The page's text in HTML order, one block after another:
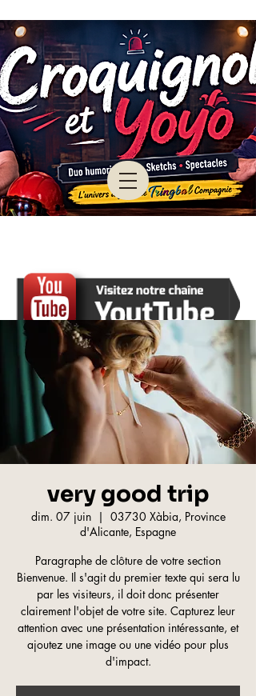
very good trip
dim. 07 juin
  |
03730 Xàbia, Province
d'Alicante, Espagne
Paragraphe de clôture de votre section
Bienvenue. Il s'agit du premier texte qui sera lu
par les visiteurs, il doit donc présenter
clairement l'objet de votre site. Capturez leur
attention avec une présentation intéressante, et
ajoutez une image ou une vidéo pour plus
d'impact.